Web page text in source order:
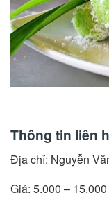
Thông tin liên
Địa chỉ: Nguyễn
Giá: 5.000 –